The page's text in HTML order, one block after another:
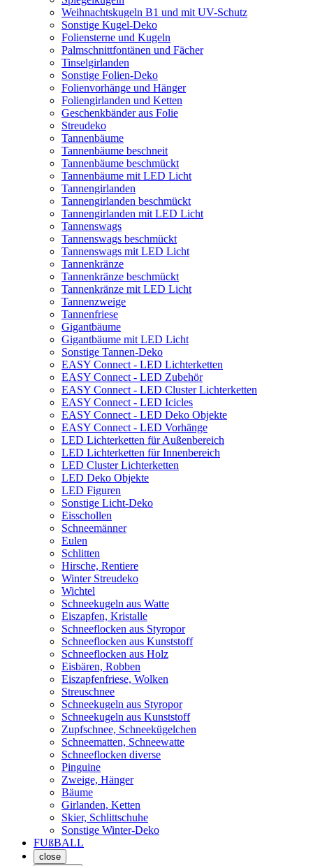
Weihnachtskugeln B1 und mit UV-Schutz
Sonstige Kugel-Deko
Foliensterne und Kugeln
Palmschnittfontänen und Fächer
Tinselgirlanden
Sonstige Folien-Deko
Folienvorhänge und Hänger
Foliengirlanden und Ketten
Geschenkbänder aus Folie
Streudeko
Tannenbäume
Tannenbäume beschneit
Tannenbäume beschmückt
Tannenbäume mit LED Licht
Tannengirlanden
Tannengirlanden beschmückt
Tannengirlanden mit LED Licht
Tannenswags
Tannenswags beschmückt
Tannenswags mit LED Licht
Tannenkränze
Tannenkränze beschmückt
Tannenkränze mit LED Licht
Tannenzweige
Tannenfriese
Gigantbäume
Gigantbäume mit LED Licht
Sonstige Tannen-Deko
EASY Connect - LED Lichterketten
EASY Connect - LED Zubehör
EASY Connect - LED Cluster Lichterketten
EASY Connect - LED Icicles
EASY Connect - LED Deko Objekte
EASY Connect - LED Vorhänge
LED Lichterketten für Außenbereich
LED Lichterketten für Innenbereich
LED Cluster Lichterketten
LED Deko Objekte
LED Figuren
Sonstige Licht-Deko
Eisschollen
Schneemänner
Eulen
Schlitten
Hirsche, Rentiere
Winter Streudeko
Wichtel
Schneekugeln aus Watte
Eiszapfen, Kristalle
Schneeflocken aus Styropor
Schneeflocken aus Kunststoff
Schneeflocken aus Holz
Eisbären, Robben
Eiszapfenfriese, Wolken
Streuschnee
Schneekugeln aus Styropor
Schneekugeln aus Kunststoff
Zupfschnee, Schneekügelchen
Schneematten, Schneewatte
Schneeflocken diverse
Pinguine
Zweige, Hänger
Bäume
Girlanden, Ketten
Skier, Schlittschuhe
Sonstige Winter-Deko
FUßBALL
close